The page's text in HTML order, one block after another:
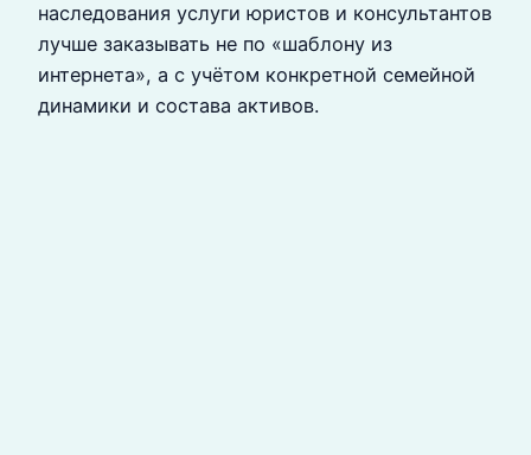
наследования услуги юристов и консультантов
лучше заказывать не по «шаблону из
интернета», а с учётом конкретной семейной
динамики и состава активов.